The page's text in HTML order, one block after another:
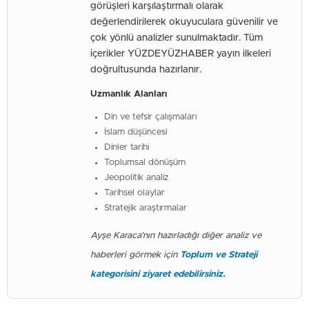
görüşleri karşılaştırmalı olarak
değerlendirilerek okuyuculara güvenilir ve
çok yönlü analizler sunulmaktadır. Tüm
içerikler YÜZDEYÜZHABER yayın ilkeleri
doğrultusunda hazırlanır.
Uzmanlık Alanları
Din ve tefsir çalışmaları
İslam düşüncesi
Dinler tarihi
Toplumsal dönüşüm
Jeopolitik analiz
Tarihsel olaylar
Stratejik araştırmalar
Ayşe Karaca’nın hazırladığı diğer analiz ve
haberleri görmek için Toplum ve Strateji
kategorisini ziyaret edebilirsiniz.